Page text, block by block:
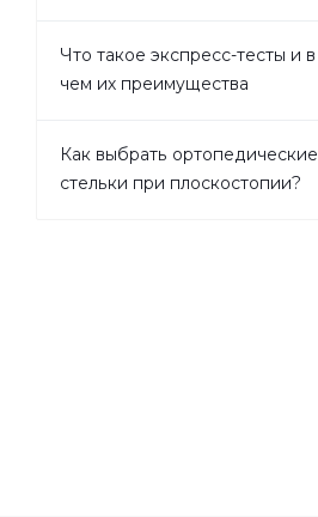
Что такое экспресс-тесты и в
чем их преимущества
Как выбрать ортопедические
стельки при плоскостопии?